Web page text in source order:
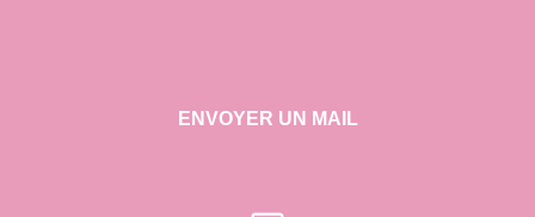
ENVOYER UN MAIL